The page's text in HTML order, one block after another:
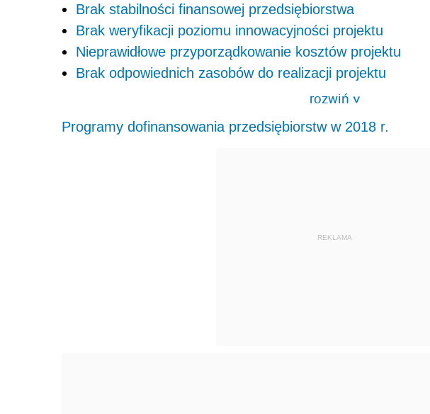
Brak stabilności finansowej przedsiębiorstwa
Brak weryfikacji poziomu innowacyjności projektu
Nieprawidłowe przyporządkowanie kosztów projektu
Brak odpowiednich zasobów do realizacji projektu
rozwiń>
Programy dofinansowania przedsiębiorstw w 2018 r.
REKLAMA